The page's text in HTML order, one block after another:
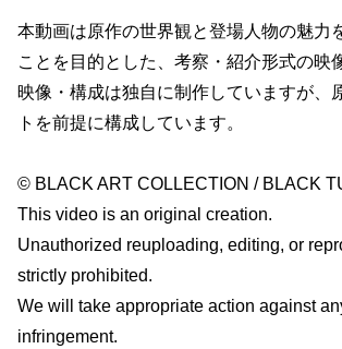
本動画は原作の世界観と登場人物の魅力
ことを目的とした、考察・紹介形式の映
映像・構成は独自に制作していますが、
トを前提に構成しています。
© BLACK ART COLLECTION / BLACK
This video is an original creation.
Unauthorized reuploading, editing, or
strictly prohibited.
We will take appropriate action against
infringement.